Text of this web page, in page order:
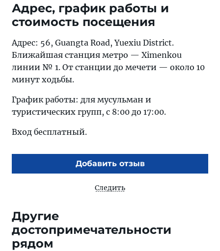
Адрес, график работы и
стоимость посещения
Адрес: 56, Guangta Road, Yuexiu District.
Ближайшая станция метро — Ximenkou
линии № 1. От станции до мечети — около 10
минут ходьбы.
График работы: для мусульман и
туристических групп, с 8:00 до 17:00.
Вход бесплатный.
Добавить отзыв
Следить
Другие
достопримечательности
рядом